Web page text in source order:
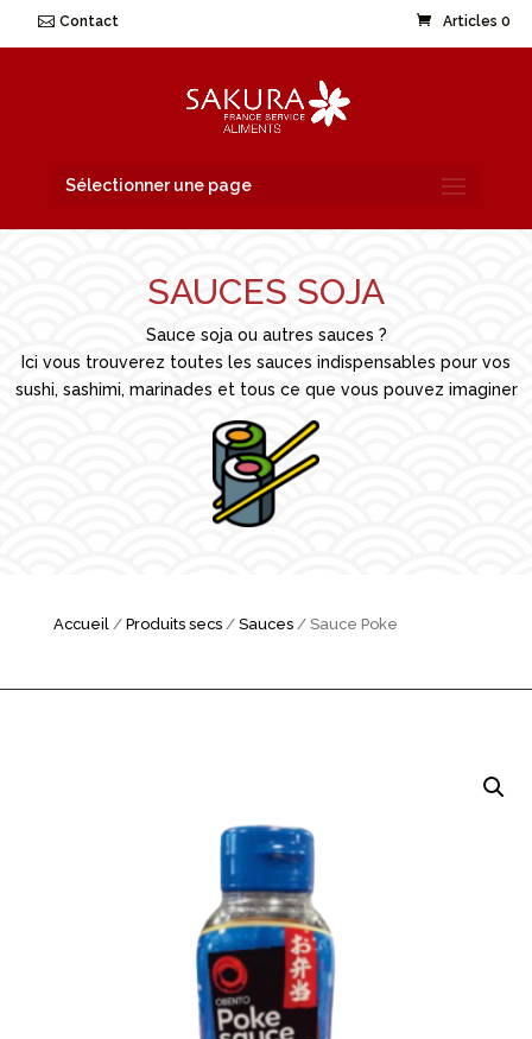
Contact Articles 0
Sélectionner une page
SAUCES SOJA
Sauce soja ou autres sauces ?
Ici vous trouverez toutes les sauces indispensables pour vos
sushi, sashimi, marinades et tous ce que vous pouvez imaginer
Accueil/ Produits secs/ Sauces/ Sauce Poke